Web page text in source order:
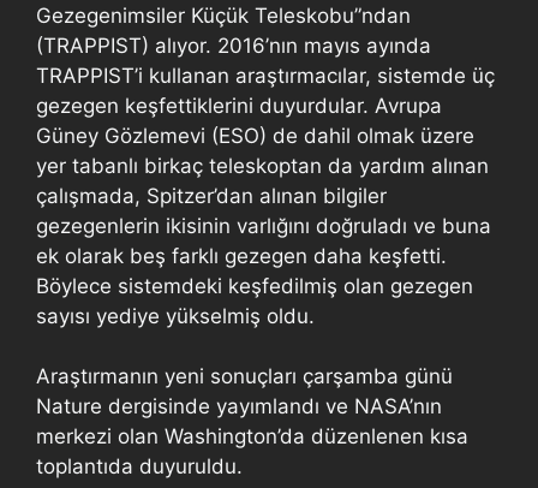
Gezegenimsiler Küçük Teleskobu”ndan
(TRAPPIST) alıyor. 2016’nın mayıs ayında
TRAPPIST’i kullanan araştırmacılar, sistemde üç
gezegen keşfettiklerini duyurdular. Avrupa
Güney Gözlemevi (ESO) de dahil olmak üzere
yer tabanlı birkaç teleskoptan da yardım alınan
çalışmada, Spitzer’dan alınan bilgiler
gezegenlerin ikisinin varlığını doğruladı ve buna
ek olarak beş farklı gezegen daha keşfetti.
Böylece sistemdeki keşfedilmiş olan gezegen
sayısı yediye yükselmiş oldu.
Araştırmanın yeni sonuçları çarşamba günü
Nature dergisinde yayımlandı ve NASA’nın
merkezi olan Washington’da düzenlenen kısa
toplantıda duyuruldu.